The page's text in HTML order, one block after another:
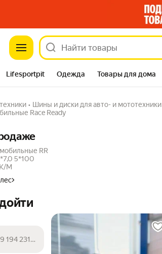
Lifesportpit Одежда Товары для дома
• Шины и диски для авто- и мототехники
Race Ready
RR
5*100
M
194 231 сум